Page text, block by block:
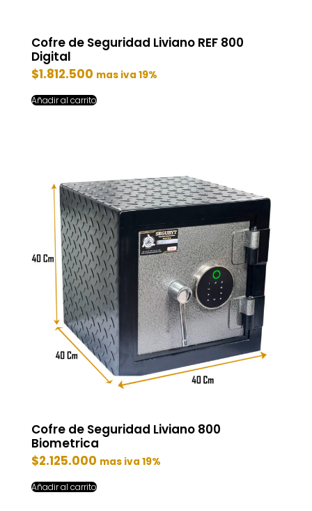
Cofre de Seguridad Liviano REF 800
Digital
$1.812.500 mas iva 19%
Añadir al carrito
Cofre de Seguridad Liviano 800
Biometrica
$2.125.000 mas iva 19%
Añadir al carrito